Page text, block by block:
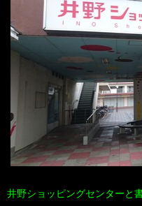
井野ショッピングセンターと